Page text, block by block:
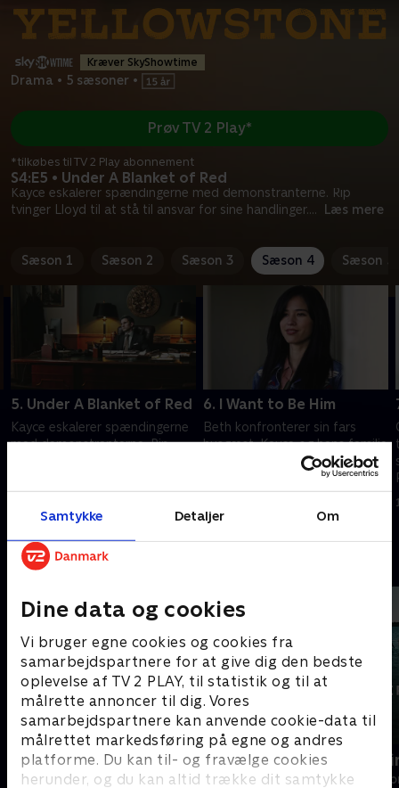
Samtykke Detaljer Om
Dine data og cookies
Vi bruger egne cookies og cookies fra
samarbejdspartnere for at give dig den bedste
oplevelse af TV 2 PLAY, til statistik og til at
målrette annoncer til dig. Vores
samarbejdspartnere kan anvende cookie-data til
målrettet markedsføring på egne og andres
platforme. Du kan til- og fravælge cookies
herunder, og du kan altid trække dit samtykke
Kræver SkyShowtime
Drama • 5 sæsoner •
S4:E5 • Under A Blanket of Red
Kayce eskalerer spændingerne med demonstranterne. Rip
tvinger Lloyd til at stå til ansvar for sine handlinger.... Læs mere
Prøv TV 2 Play*
*tilkøbes til TV 2 Play abonnement
Sæson 1 Sæson 2 Sæson 3 Sæson 4 Sæson 5
5. Under A Blanket of Red
Kayce eskalerer spændingerne
med demonstranterne. Rip
have hævn.
6. I Want to Be Him
Beth konfronterer sin fars
husgæst. Kayce og hans familie
leder efter et nyt hjem. Jamie
vil have svar fra Garrett. Lloyd
mister fatningen.
Andre så også
Norskov
Drama • 2 sæsoner Drama • 1